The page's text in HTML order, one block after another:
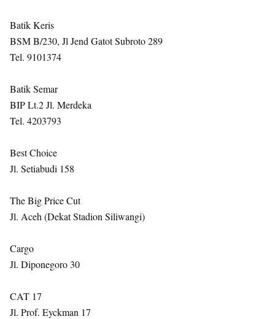
Batik Keris
BSM B/230, Jl Jend Gatot Subroto 289
Tel. 9101374
Batik Semar
BIP Lt.2 Jl. Merdeka
Tel. 4203793
Best Choice
Jl. Setiabudi 158
The Big Price Cut
Jl. Aceh (Dekat Stadion Siliwangi)
Cargo
Jl. Diponegoro 30
CAT 17
Jl. Prof. Eyckman 17